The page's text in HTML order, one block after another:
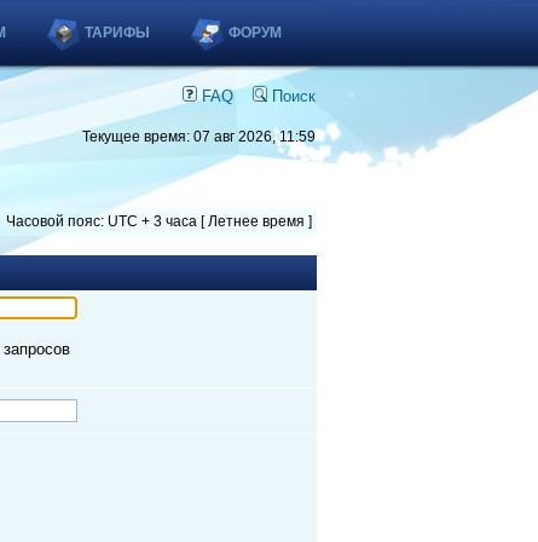
ТАРИФЫ ФОРУМ
FAQ Поиск
Текущее время: 07 авг 2026, 11:59
Часовой пояс: UTC + 3 часа [ Летнее время ]